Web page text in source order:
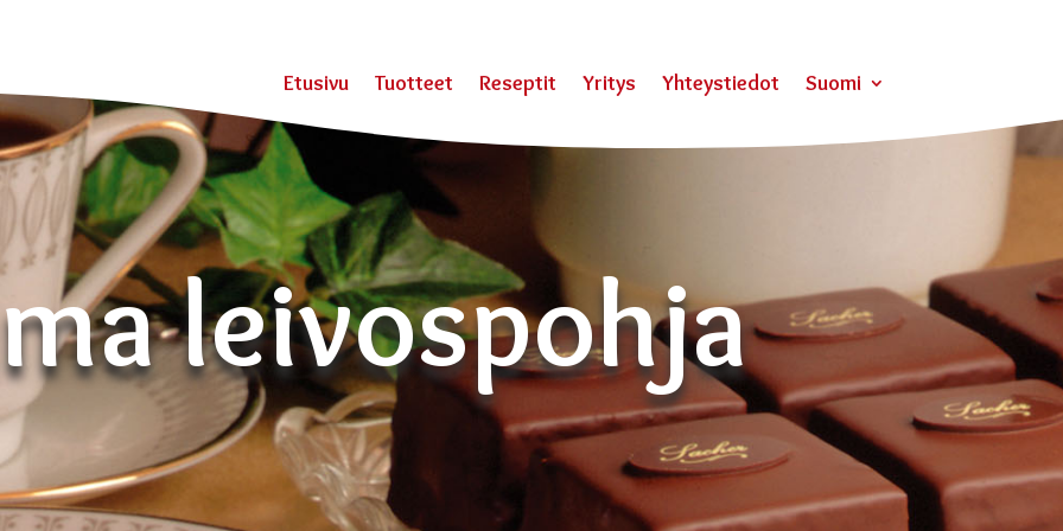
Etusivu Tuotteet Reseptit Yritys Yhteystiedot Suomi
leivospohja